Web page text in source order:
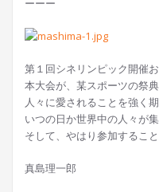
ーーー
第１回シネリンピック開催
本大会が、某スポーツの祭
人々に愛されることを強く期
いつの日か世界中の人々が
そして、やはり参加するこ
真島理一郎